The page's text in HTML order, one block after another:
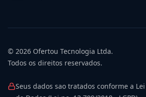
© 2026 Ofertou Tecnologia Ltda.
Todos os direitos reservados.
Seus dados sao tratados conforme a